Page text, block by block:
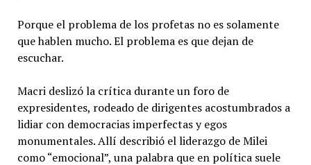
Porque el problema de los profetas no es solamente
que hablen mucho. El problema es que dejan de
escuchar.
Macri deslizó la crítica durante un foro de
expresidentes, rodeado de dirigentes acostumbrados a
lidiar con democracias imperfectas y egos
monumentales. Allí describió el liderazgo de Milei
como “emocional”, una palabra que en política suele